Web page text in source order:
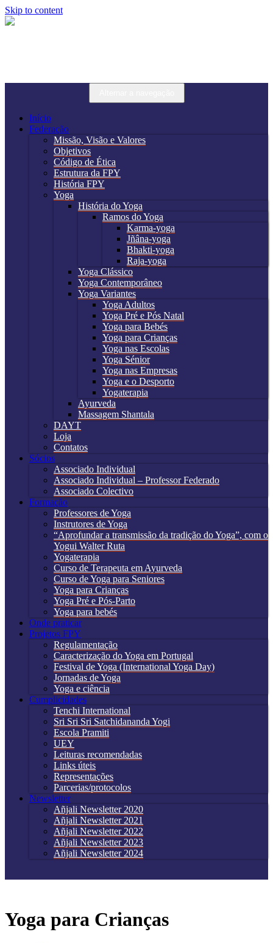
Skip to content
Início
Federação
Missão, Visão e Valores
Objetivos
Código de Ética
Estrutura da FPY
História FPY
Yoga
História do Yoga
Ramos do Yoga
Karma-yoga
Jñâna-yoga
Bhakti-yoga
Raja-yoga
Yoga Clássico
Yoga Contemporâneo
Yoga Variantes
Yoga Adultos
Yoga Pré e Pós Natal
Yoga para Bebés
Yoga para Crianças
Yoga nas Escolas
Yoga Sénior
Yoga nas Empresas
Yoga e o Desporto
Yogaterapia
Ayurveda
Massagem Shantala
DAYT
Loja
Contatos
Sócios
Associado Individual
Associado Individual – Professor Federado
Associado Colectivo
Formação
Professores de Yoga
Instrutores de Yoga
“Aprofundar a transmissão da tradição do Yoga”, com o
Yogui Walter Ruta
Yogaterapia
Curso de Terapeuta em Ayurveda
Curso de Yoga para Seniores
Yoga para Crianças
Yoga Pré e Pós-Parto
Yoga para bebés
Onde praticar
Projetos FPY
Regulamentação
Caracterização do Yoga em Portugal
Festival de Yoga (International Yoga Day)
Jornadas de Yoga
Yoga e ciência
Cumplicidades
Tenchi International
Sri Sri Sri Satchidananda Yogi
Escola Pramiti
UEY
Leituras recomendadas
Links úteis
Representações
Parcerias/protocolos
Newsletter
Añjali Newsletter 2020
Añjali Newsletter 2021
Añjali Newsletter 2022
Añjali Newsletter 2023
Añjali Newsletter 2024
Yoga para Crianças